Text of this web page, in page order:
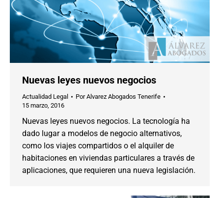
Nuevas leyes nuevos negocios
Actualidad Legal PorAlvarez Abogados Tenerife
15 marzo, 2016
Nuevas leyes nuevos negocios. La tecnología ha
dado lugar a modelos de negocio alternativos,
como los viajes compartidos o el alquiler de
habitaciones en viviendas particulares a través de
aplicaciones, que requieren una nueva legislación.